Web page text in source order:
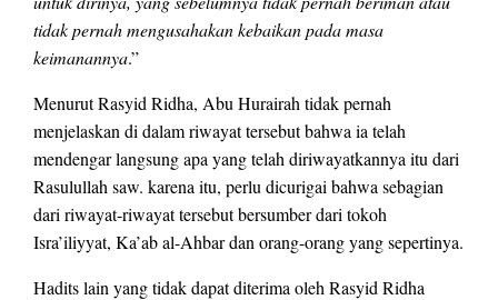
tidak pernah mengusahakan kebaikan pada masa
keimanannya.”
Menurut Rasyid Ridha, Abu Hurairah tidak pernah
menjelaskan di dalam riwayat tersebut bahwa ia telah
mendengar langsung apa yang telah diriwayatkannya itu dari
Rasulullah saw. karena itu, perlu dicurigai bahwa sebagian
dari riwayat-riwayat tersebut bersumber dari tokoh
Isra’iliyyat, Ka’ab al-Ahbar dan orang-orang yang sepertinya.
Hadits lain yang tidak dapat diterima oleh Rasyid Ridha